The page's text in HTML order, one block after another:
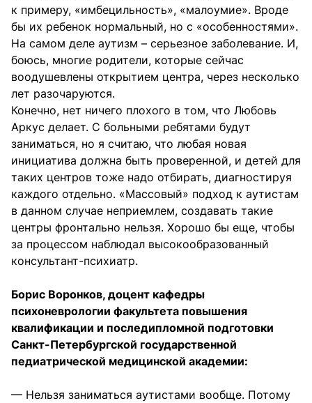
к примеру, «имбецильность», «малоумие». Вроде
бы их ребенок нормальный, но с «особенностями».
На самом деле аутизм – серьезное заболевание. И,
боюсь, многие родители, которые сейчас
воодушевлены открытием центра, через несколько
лет разочаруются.
Конечно, нет ничего плохого в том, что Любовь
Аркус делает. С больными ребятами будут
заниматься, но я считаю, что любая новая
инициатива должна быть проверенной, и детей для
таких центров тоже надо отбирать, диагностируя
каждого отдельно. «Массовый» подход к аутистам
в данном случае неприемлем, создавать такие
центры фронтально нельзя. Хорошо бы еще, чтобы
за процессом наблюдал высокообразованный
консультант-психиатр.
Борис Воронков, доцент кафедры
психоневрологии факультета повышения
квалификации и последипломной подготовки
Санкт-Петербургской государственной
педиатрической медицинской академии:
— Нельзя заниматься аутистами вообще. Потому